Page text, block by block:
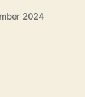
2024